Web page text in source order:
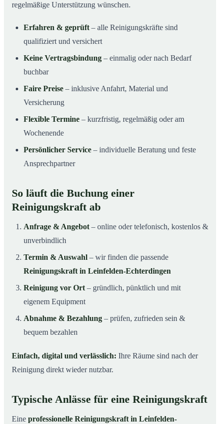
regelmäßige Unterstützung wünschen.
Erfahren & geprüft – alle Reinigungskräfte sind
qualifiziert und versichert
Keine Vertragsbindung – einmalig oder nach Bedarf
buchbar
Faire Preise – inklusive Anfahrt, Material und
Versicherung
Flexible Termine – kurzfristig, regelmäßig oder am
Wochenende
Persönlicher Service – individuelle Beratung und feste
Ansprechpartner
So läuft die Buchung einer
Reinigungskraft ab
Anfrage & Angebot – online oder telefonisch, kostenlos &
unverbindlich
Termin & Auswahl – wir finden die passende
Reinigungskraft in Leinfelden-Echterdingen
Reinigung vor Ort – gründlich, pünktlich und mit
eigenem Equipment
Abnahme & Bezahlung – prüfen, zufrieden sein &
bequem bezahlen
Einfach, digital und verlässlich: Ihre Räume sind nach der
Reinigung direkt wieder nutzbar.
Typische Anlässe für eine Reinigungskraft
Eine professionelle Reinigungskraft in Leinfelden-